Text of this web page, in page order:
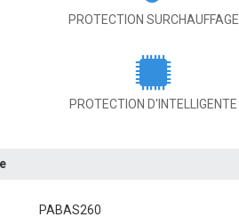
PROTECTION SURCHAUFFAGE
PROTECTION D'INTELLIGENTE
PABAS260